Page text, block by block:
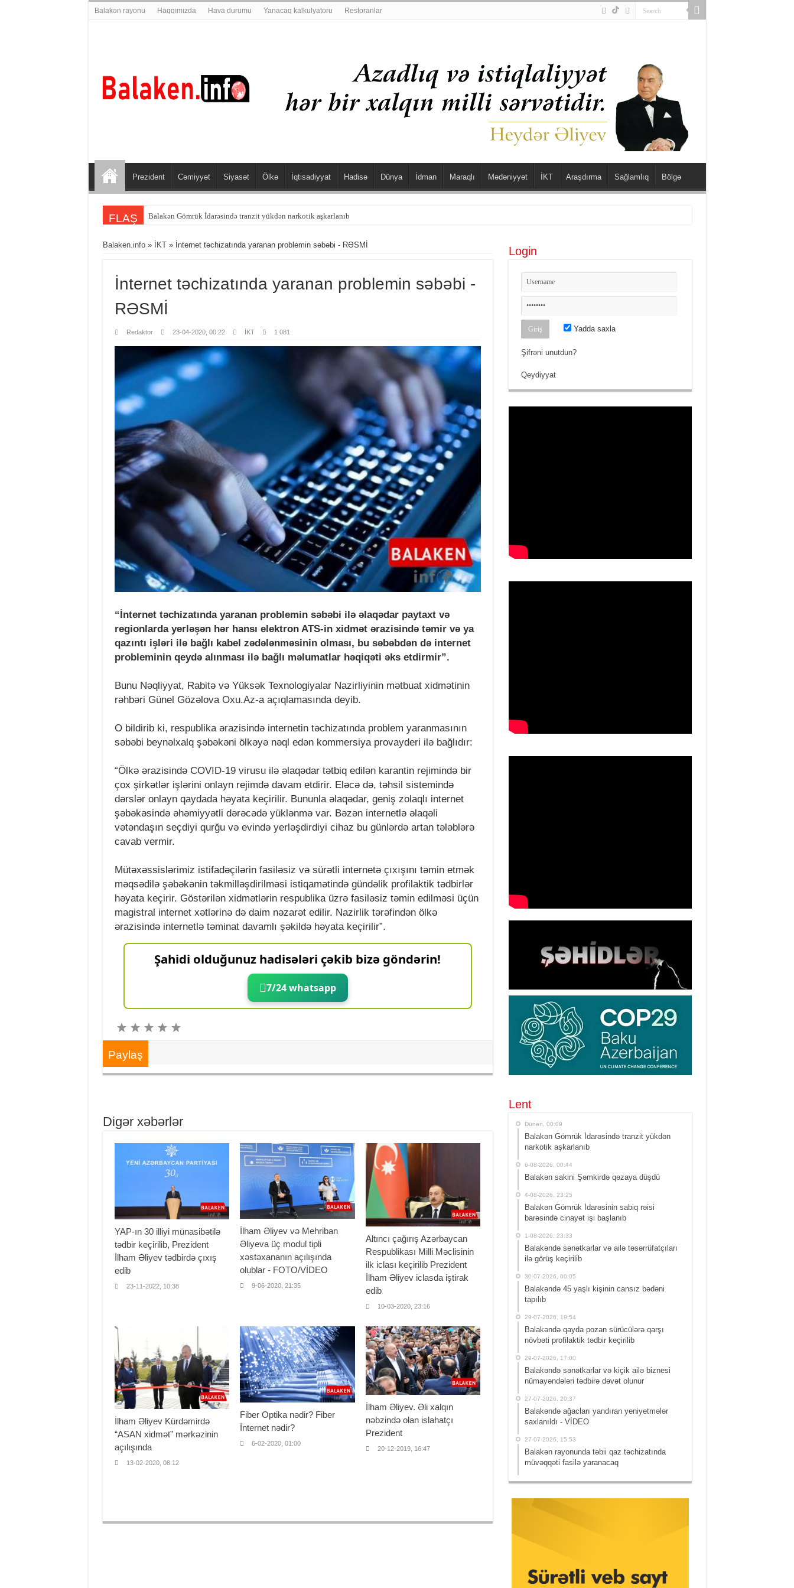
Balakən rayonu Haqqımızda Hava durumu Yanacaq kalkulyatoru Restoranlar
Prezident Cəmiyyət Siyasət Ölkə İqtisadiyyat Hadisə Dünya İdman Maraqlı Mədəniyyət İKT Araşdırma Sağlamlıq Bölgə
FLAŞ Balakən sakini Şəmkirdə qəzaya düşdü
Balaken.info» İKT» İnternet təchizatında yaranan problemin səbəbi - RƏSMİ
İnternet təchizatında yaranan problemin səbəbi -
RƏSMİ
Redaktor 23-04-2020, 00:22 İKT 1 081
“İnternet təchizatında yaranan problemin səbəbi ilə əlaqədar paytaxt və
regionlarda yerləşən hər hansı elektron ATS-in xidmət ərazisində təmir və ya
qazıntı işləri ilə bağlı kabel zədələnməsinin olması, bu səbəbdən də internet
probleminin qeydə alınması ilə bağlı məlumatlar həqiqəti əks etdirmir”.
Bunu Nəqliyyat, Rabitə və Yüksək Texnologiyalar Nazirliyinin mətbuat xidmətinin
rəhbəri Günel Gözəlova Oxu.Az-a açıqlamasında deyib.
O bildirib ki, respublika ərazisində internetin təchizatında problem yaranmasının
səbəbi beynəlxalq şəbəkəni ölkəyə nəql edən kommersiya provayderi ilə bağlıdır:
“Ölkə ərazisində COVID-19 virusu ilə əlaqədar tətbiq edilən karantin rejimində bir
çox şirkətlər işlərini onlayn rejimdə davam etdirir. Eləcə də, təhsil sistemində
dərslər onlayn qaydada həyata keçirilir. Bununla əlaqədar, geniş zolaqlı internet
şəbəkəsində əhəmiyyətli dərəcədə yüklənmə var. Bəzən internetlə əlaqəli
vətəndaşın seçdiyi qurğu və evində yerləşdirdiyi cihaz bu günlərdə artan tələblərə
cavab vermir.
Mütəxəssislərimiz istifadəçilərin fasiləsiz və sürətli internetə çıxışını təmin etmək
məqsədilə şəbəkənin təkmilləşdirilməsi istiqamətində gündəlik profilaktik tədbirlər
həyata keçirir. Göstərilən xidmətlərin respublika üzrə fasiləsiz təmin edilməsi üçün
magistral internet xətlərinə də daim nəzarət edilir. Nazirlik tərəfindən ölkə
ərazisində internetlə təminat davamlı şəkildə həyata keçirilir”.
Şahidi olduğunuz hadisələri çəkib bizə göndərin!
7/24 whatsapp
Paylaş
Digər xəbərlər
YAP-ın 30 illiyi münasibətilə
tədbir keçirilib, Prezident
İlham Əliyev tədbirdə çıxış
edib
23-11-2022, 10:38
İlham Əliyev və Mehriban
Əliyeva üç modul tipli
xəstəxananın açılışında
olublar - FOTO/VİDEO
9-06-2020, 21:35
Altıncı çağırış Azərbaycan
Respublikası Milli Məclisinin
ilk iclası keçirilib Prezident
İlham Əliyev iclasda iştirak
edib
10-03-2020, 23:16
İlham Əliyev Kürdəmirdə
“ASAN xidmət” mərkəzinin
açılışında
13-02-2020, 08:12
Fiber Optika nədir? Fiber
İnternet nədir?
6-02-2020, 01:00
İlham Əliyev. Əli xalqın
nəbzində olan islahatçı
Prezident
20-12-2019, 16:47
Login
Yadda saxla
Şifrəni unutdun?
Qeydiyyat
Lent
Dünən, 00:09
Balakən Gömrük İdarəsində tranzit yükdən
narkotik aşkarlanıb
6-08-2026, 00:44
Balakən sakini Şəmkirdə qəzaya düşdü
4-08-2026, 23:25
Balakən Gömrük İdarəsinin sabiq rəisi
barəsində cinayət işi başlanıb
1-08-2026, 23:33
Balakəndə sənətkarlar və ailə təsərrüfatçıları
ilə görüş keçirilib
30-07-2026, 00:05
Balakəndə 45 yaşlı kişinin cansız bədəni
tapılıb
29-07-2026, 19:54
Balakəndə qayda pozan sürücülərə qarşı
növbəti profilaktik tədbir keçirilib
29-07-2026, 17:00
Balakəndə sənətkarlar və kiçik ailə biznesi
nümayəndələri tədbirə dəvət olunur
27-07-2026, 20:37
Balakəndə ağacları yandıran yeniyetmələr
saxlanıldı - VİDEO
27-07-2026, 15:53
Balakən rayonunda təbii qaz təchizatında
müvəqqəti fasilə yaranacaq